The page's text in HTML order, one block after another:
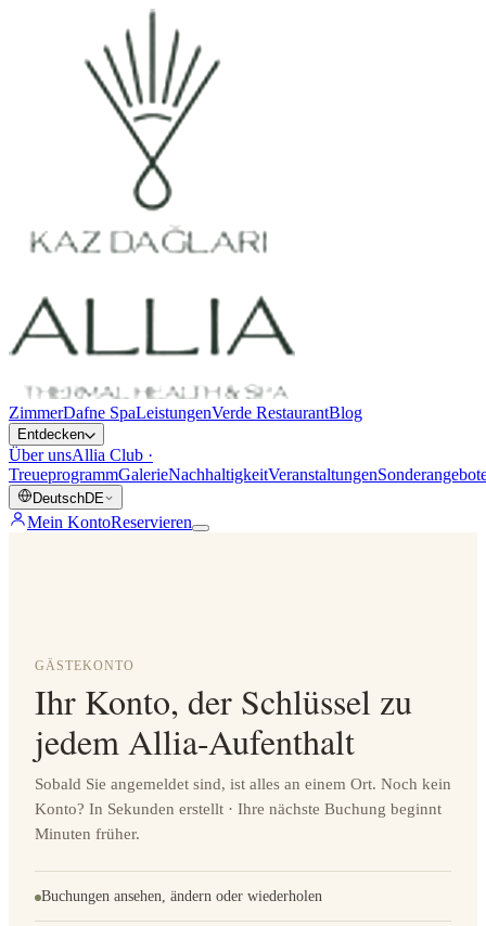
ZimmerDafne SpaLeistungenVerde RestaurantBlog
Entdecken
Über unsAllia Club ·
TreueprogrammGalerieNachhaltigkeitVeranstaltungen
DeutschDE
Mein KontoReservieren
GÄSTEKONTO
Ihr Konto, der Schlüssel zu
jedem Allia-Aufenthalt
Sobald Sie angemeldet sind, ist alles an einem Ort. Noch kein
Konto? In Sekunden erstellt · Ihre nächste Buchung beginnt
Minuten früher.
Buchungen ansehen, ändern oder wiederholen